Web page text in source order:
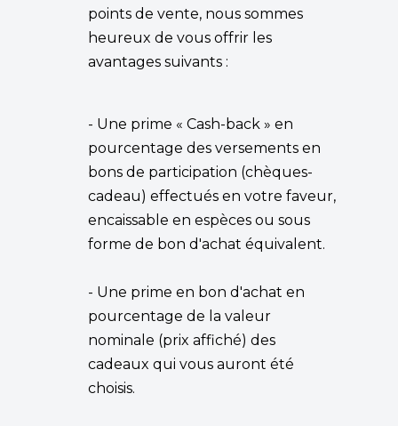
points de vente, nous sommes
heureux de vous offrir les
avantages suivants :
- Une prime « Cash-back » en
pourcentage des versements en
bons de participation (chèques-
cadeau) effectués en votre faveur,
encaissable en espèces ou sous
forme de bon d'achat équivalent.
- Une prime en bon d'achat en
pourcentage de la valeur
nominale (prix affiché) des
cadeaux qui vous auront été
choisis.